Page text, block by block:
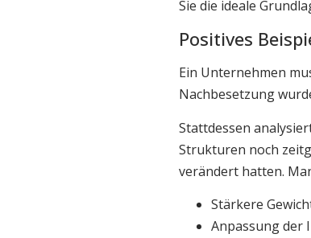
Sie die ideale
Positives
Ein Unternehmen
Nachbesetzung
Stattdessen
Strukturen noch
verändert hatten.
Stärkere
Anpassung der